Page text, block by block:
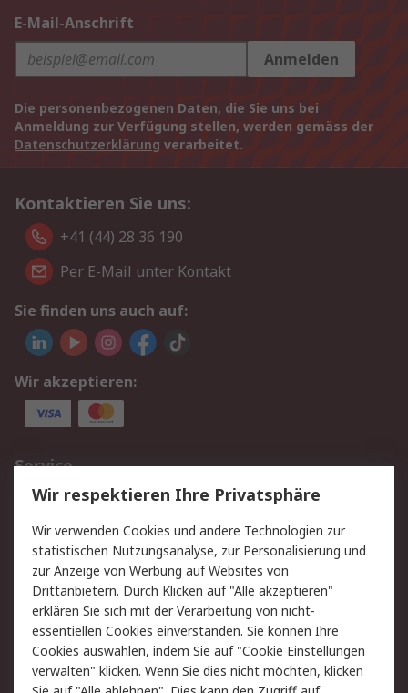
E-Mail-Anschrift
Anmelden
Die personenbezogenen Daten, die Sie uns bei
Anmeldung zur Verfügung stellen, werden gemäss der
Datenschutzerklärung verarbeitet.
Kontaktieren Sie uns:
+41 (44) 28 36 190
Per E-Mail unter Kontakt
Sie finden uns auch auf:
Wir akzeptieren:
Service
Value Added Services
Lieferlösungen
Rücksendungen
Kontakt
Hilfe
Rechtliches
AGB
Datenschutz
Cookie-Richtlinie
Zahlungsbedingungen
Copyright/Impressum
Wir respektieren Ihre Privatsphäre
Wir verwenden Cookies und andere Technologien zur
statistischen Nutzungsanalyse, zur Personalisierung und
zur Anzeige von Werbung auf Websites von
Drittanbietern. Durch Klicken auf "Alle akzeptieren"
erklären Sie sich mit der Verarbeitung von nicht-
essentiellen Cookies einverstanden. Sie können Ihre
Cookies auswählen, indem Sie auf "Cookie Einstellungen
verwalten" klicken. Wenn Sie dies nicht möchten, klicken